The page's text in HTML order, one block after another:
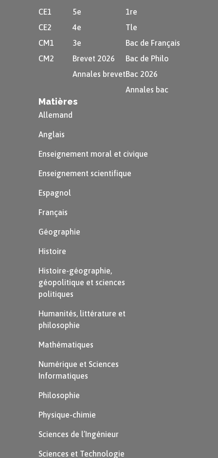
CE1
CE2
CM1
CM2
5e
4e
3e
Brevet 2026
Annales brevet
1re
Tle
Bac de Français
Bac de Philo
Bac 2026
Annales bac
Matières
Allemand
Anglais
Enseignement moral et civique
Enseignement scientifique
Espagnol
Français
Géographie
Histoire
Histoire-géographie,
géopolitique et sciences
politiques
Humanités, littérature et
philosophie
Mathématiques
Numérique et Sciences
Informatiques
Philosophie
Physique-chimie
Sciences de l’Ingénieur
Sciences et Technologie